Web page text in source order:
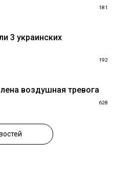
181
3 украинских
192
воздушная тревога
628